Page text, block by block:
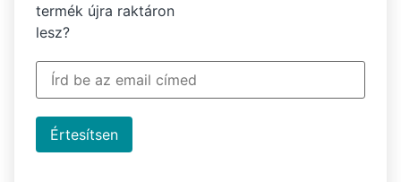
termék újra raktáron
lesz?
Értesítsen